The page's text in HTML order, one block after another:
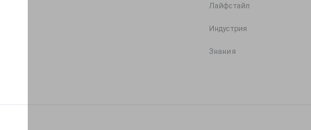
Лайфстайл
Индустрия
Знания